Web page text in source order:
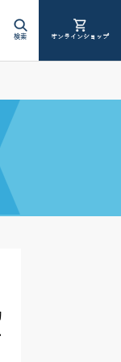
検索 オンラインショップ